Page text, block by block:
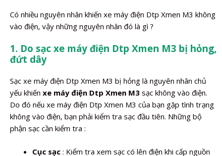
Có nhiều nguyên nhân khiến xe máy điện Dtp Xmen M3 không
vào điện, vậy những nguyên nhân đó là gì ?
1. Do sạc xe máy điện Dtp Xmen M3 bị hỏng,
đứt dây
Sạc xe máy điện Dtp Xmen M3 bị hỏng là nguyên nhân chủ
yếu khiến xe máy điện Dtp Xmen M3 sạc không vào điện.
Do đó nếu xe máy điện Dtp Xmen M3 của bạn gặp tình trạng
không vào điện, bạn phải kiểm tra sạc đầu tiên. Những bộ
phận sạc cần kiểm tra :
Cục sạc : Kiểm tra xem sạc có lên điện khi cấp nguồn